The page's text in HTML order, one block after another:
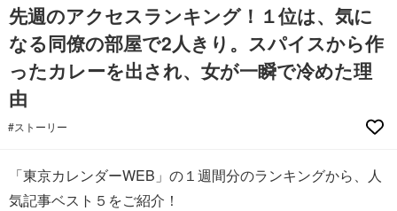
先週のアクセスランキング！１位は、気に
なる同僚の部屋で2人きり。スパイスから作
ったカレーを出され、女が一瞬で冷めた理
由
#ストーリー
「東京カレンダーWEB」の１週間分のランキングから、人
気記事ベスト５をご紹介！